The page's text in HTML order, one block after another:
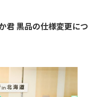
君 黒品の仕様変更につ